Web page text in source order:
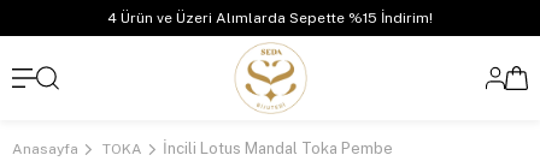
4 Ürün ve Üzeri Alımlarda Sepette %15 İndirim!
Anasayfa TOKA İncili Lotus Mandal Toka Pembe